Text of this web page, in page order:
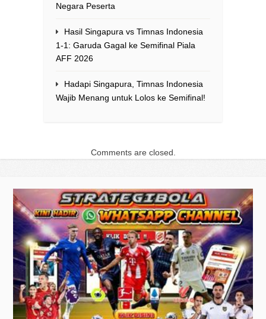
Negara Peserta
Hasil Singapura vs Timnas Indonesia
1-1: Garuda Gagal ke Semifinal Piala
AFF 2026
Hadapi Singapura, Timnas Indonesia
Wajib Menang untuk Lolos ke Semifinal!
Comments are closed.